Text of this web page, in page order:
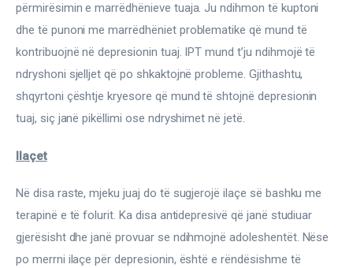
përmirësimin e marrëdhënieve tuaja. Ju ndihmon të kuptoni
dhe të punoni me marrëdhëniet problematike që mund të
kontribuojnë në depresionin tuaj. IPT mund t’ju ndihmojë të
ndryshoni sjelljet që po shkaktojnë probleme. Gjithashtu,
shqyrtoni çështje kryesore që mund të shtojnë depresionin
tuaj, siç janë pikëllimi ose ndryshimet në jetë.
Ilaçet
Në disa raste, mjeku juaj do të sugjerojë ilaçe së bashku me
terapinë e të folurit. Ka disa antidepresivë që janë studiuar
gjerësisht dhe janë provuar se ndihmojnë adoleshentët. Nëse
po merrni ilaçe për depresionin, është e rëndësishme të